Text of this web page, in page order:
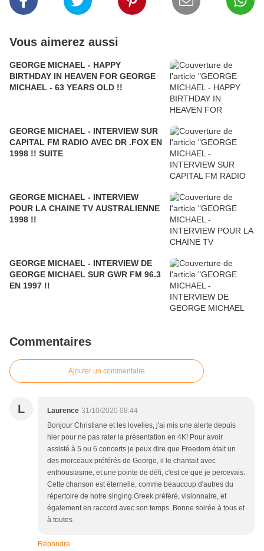
Vous aimerez aussi
GEORGE MICHAEL - HAPPY
BIRTHDAY IN HEAVEN FOR GEORGE
MICHAEL - 63 YEARS OLD !!
GEORGE MICHAEL - INTERVIEW SUR
CAPITAL FM RADIO AVEC DR .FOX EN
1998 !! SUITE
GEORGE MICHAEL - INTERVIEW
POUR LA CHAINE TV AUSTRALIENNE
1998 !!
GEORGE MICHAEL - INTERVIEW DE
GEORGE MICHAEL SUR GWR FM 96.3
EN 1997 !!
Commentaires
Ajouter un commentaire
L Laurence 31/10/2020 08:44
Bonjour Christiane et les lovelies, j'ai mis une alerte depuis
hier pour ne pas rater la présentation en 4K! Pour avoir
assisté à 5 ou 6 concerts je peux dire que Freedom était un
des morceaux préférés de George, il le chantait avec
enthousiasme, et une pointe de défi, c'est ce que je percevais.
Cette chanson est éternelle, comme beaucoup d'autres du
répertoire de notre singing Greek préféré, visionnaire, et
également en raccord avec son temps. Bonne soirée à tous et
à toutes
Répondre